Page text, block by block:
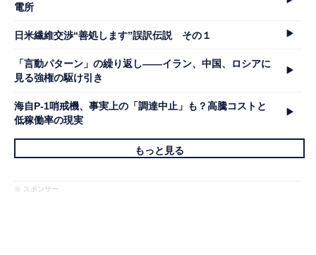
電所
日米繊維交渉“善処します”誤訳伝説 その１
「言動パターン」の繰り返し――イラン、中国、ロシアに
見る強権の駆け引き
海自P-1哨戒機、事実上の「調達中止」も？高騰コストと
低稼働率の現実
もっと見る
※ スポンサー